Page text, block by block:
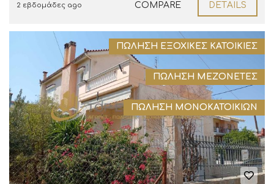
2 εβδομάδες ago COMPARE DETAILS
ΠΏΛΗΣΗ ΕΞΟΧΙΚΈΣ ΚΑΤΟΙΚΊΕΣ
ΠΏΛΗΣΗ ΜΕΖΟΝΈΤΕΣ
ΠΏΛΗΣΗ ΜΟΝΟΚΑΤΟΙΚΙΏΝ